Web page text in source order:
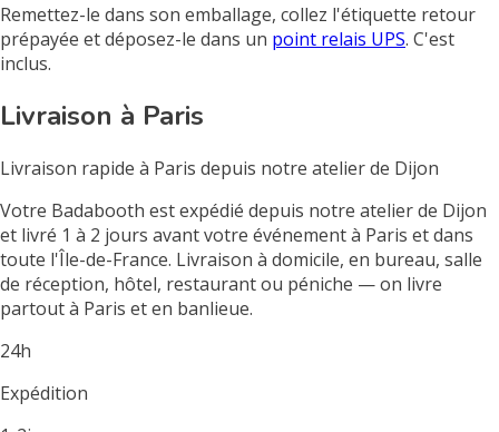
Remettez-le dans son emballage, collez l'étiquette retour
prépayée et déposez-le dans un point relais UPS. C'est
inclus.
Livraison à Paris
Livraison rapide à Paris depuis notre atelier de Dijon
Votre Badabooth est expédié depuis notre atelier de Dijon
et livré 1 à 2 jours avant votre événement à Paris et dans
toute l'Île-de-France. Livraison à domicile, en bureau, salle
de réception, hôtel, restaurant ou péniche — on livre
partout à Paris et en banlieue.
24h
Expédition